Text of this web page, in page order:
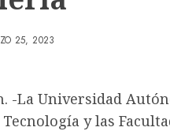
25, 2023
-La Universidad
y las